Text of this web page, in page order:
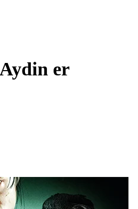
er